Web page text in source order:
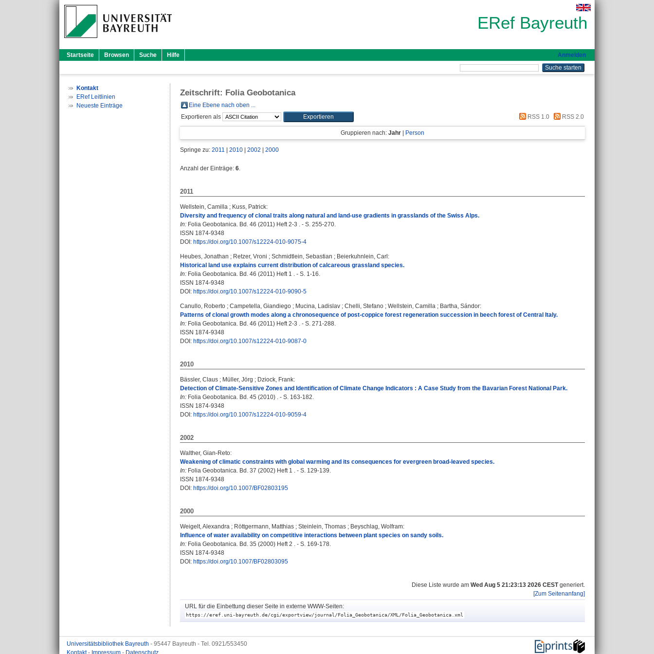
ERef Bayreuth
Startseite Browsen Suche Hilfe Anmelden
Kontakt
ERef Leitlinien
Neueste Einträge
Zeitschrift: Folia Geobotanica
Eine Ebene nach oben ...
Exportieren als
RSS 1.0 RSS 2.0
Gruppieren nach: Jahr Person
Springe zu: 2011 2010 2002 2000
Anzahl der Einträge: 6.
2011
Wellstein, Camilla ; Kuss, Patrick:
Diversity and frequency of clonal traits along natural and land-use gradients in grasslands of the Swiss Alps.
In: Folia Geobotanica. Bd. 46 (2011) Heft 2-3 . - S. 255-270.
ISSN 1874-9348
DOI: https://doi.org/10.1007/s12224-010-9075-4
Heubes, Jonathan ; Retzer, Vroni ; Schmidtlein, Sebastian ; Beierkuhnlein, Carl :
Historical land use explains current distribution of calcareous grassland species.
In: Folia Geobotanica. Bd. 46 (2011) Heft 1 . - S. 1-16.
ISSN 1874-9348
DOI: https://doi.org/10.1007/s12224-010-9090-5
Canullo, Roberto ; Campetella, Giandiego ; Mucina, Ladislav ; Chelli, Stefano ; Wellstein, Camilla ; Bartha, Sándor:
Patterns of clonal growth modes along a chronosequence of post-coppice forest regeneration succession in beech forest of Central Italy.
In: Folia Geobotanica. Bd. 46 (2011) Heft 2-3 . - S. 271-288.
ISSN 1874-9348
DOI: https://doi.org/10.1007/s12224-010-9087-0
2010
Bässler, Claus ; Müller, Jörg ; Dziock, Frank:
Detection of Climate-Sensitive Zones and Identification of Climate Change Indicators : A Case Study from the Bavarian Forest National Park.
In: Folia Geobotanica. Bd. 45 (2010) . - S. 163-182.
ISSN 1874-9348
DOI: https://doi.org/10.1007/s12224-010-9059-4
2002
Walther, Gian-Reto:
Weakening of climatic constraints with global warming and its consequences for evergreen broad-leaved species.
In: Folia Geobotanica. Bd. 37 (2002) Heft 1 . - S. 129-139.
ISSN 1874-9348
DOI: https://doi.org/10.1007/BF02803195
2000
Weigelt, Alexandra ; Röttgermann, Matthias ; Steinlein, Thomas ; Beyschlag, Wolfram:
Influence of water availability on competitive interactions between plant species on sandy soils.
In: Folia Geobotanica. Bd. 35 (2000) Heft 2 . - S. 169-178.
ISSN 1874-9348
DOI: https://doi.org/10.1007/BF02803095
Diese Liste wurde am Wed Aug 5 21:23:13 2026 CESTgeneriert.
[Zum Seitenanfang]
URL für die Einbettung dieser Seite in externe WWW-Seiten:
https://eref.uni-bayreuth.de/cgi/exportview/journal/Folia_Geobotanica/XML/Folia_Geobotanica.xml
Universitätsbibliothek Bayreuth - 95447 Bayreuth - Tel. 0921/553450
Kontakt- Impressum - Datenschutz